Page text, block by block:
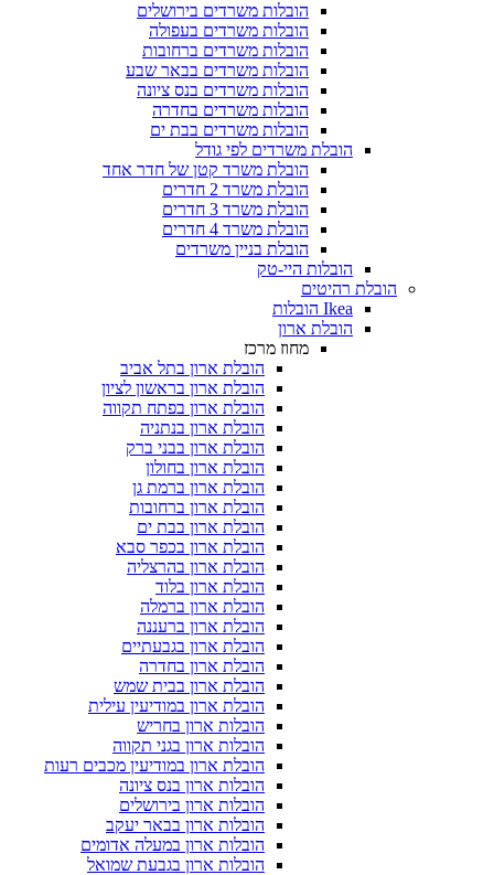
הובלות משרדים בירושלים
הובלות משרדים בעפולה
הובלות משרדים ברחובות
הובלות משרדים בבאר שבע
הובלות משרדים בנס ציונה
הובלות משרדים בחדרה
הובלות משרדים בבת ים
הובלת משרדים לפי גודל
הובלת משרד קטן של חדר אחד
הובלת משרד 2 חדרים
הובלת משרד 3 חדרים
הובלת משרד 4 חדרים
הובלת בניין משרדים
הובלות היי-טק
רהיטים
הובלת ארון בתל אביב
הובלת ארון בראשון לציון
הובלת ארון בפתח תקווה
הובלת ארון בנתניה
הובלת ארון בבני ברק
הובלת ארון בחולון
הובלת ארון ברמת גן
הובלת ארון ברחובות
הובלת ארון בבת ים
הובלת ארון בכפר סבא
הובלת ארון בהרצליה
הובלת ארון בלוד
הובלת ארון ברמלה
הובלת ארון ברעננה
הובלת ארון בגבעתיים
הובלת ארון בחדרה
הובלת ארון בבית שמש
הובלת ארון במודיעין עילית
הובלות ארון בחריש
הובלות ארון בגני תקווה
הובלת ארון במודיעין מכבים רעות
הובלות ארון בנס ציונה
הובלות ארון בירושלים
הובלות ארון בבאר יעקב
הובלות ארון במעלה אדומים
הובלות ארון בגבעת שמואל